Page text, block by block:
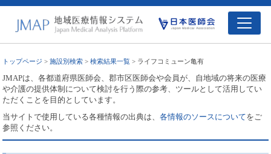
トップページ >施設別検索 >検索結果一覧 > ライフコミューン亀有
JMAPは、各都道府県医師会、郡市区医師会や会員が、自地域の将来の医療
や介護の提供体制について検討を行う際の参考、ツールとして活用してい
ただくことを目的としています。
当サイトで使用している各種情報の出典は、各情報のソースについてをご
参照ください。